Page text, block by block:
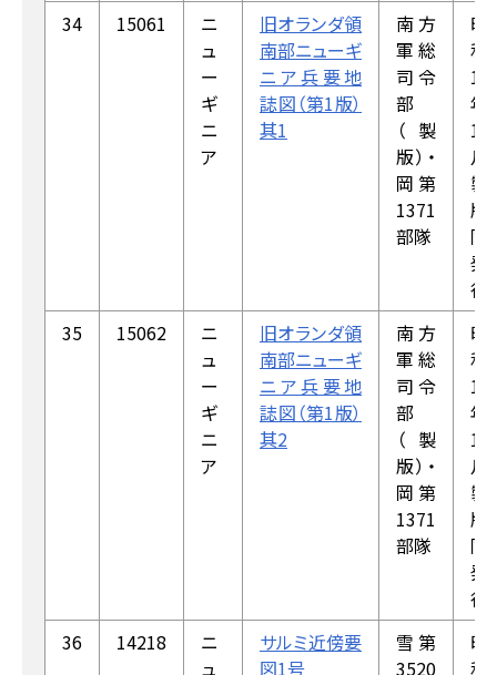
34
15061
ニ
ュ
ー
ギ
ニ
ア
旧オランダ領
南部ニューギ
ニア兵要地
誌図（第1版）
其1
南方
軍総
司令
部
（製
版）・
岡第
1371
部隊
昭
和
18
年
1
月
製
版，
同
発
行
35
15062
ニ
ュ
ー
ギ
ニ
ア
旧オランダ領
南部ニューギ
ニア兵要地
誌図（第1版）
其2
南方
軍総
司令
部
（製
版）・
岡第
1371
部隊
昭
和
18
年
1
月
製
版，
同
発
行
36
14218
ニ
ュ
サルミ近傍要
図1号
雪第
3520
昭
和